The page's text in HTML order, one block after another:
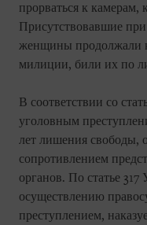
прорваться к камерам,
Присутствовавшие
женщины продолжали
милиции, били их по
В соответствии со
уголовным
лет лишения свободы,
сопротивлением
органов. По статье
осуществлению
преступлением,